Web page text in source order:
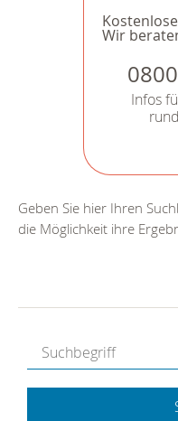
Wir
Infos
Geben Sie hier Ihren
die Möglichkeit ihre